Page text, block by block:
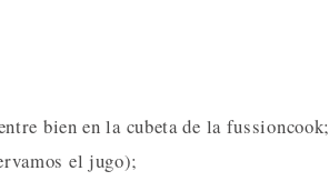
bien en la cubeta de la fussioncook;
el jugo);